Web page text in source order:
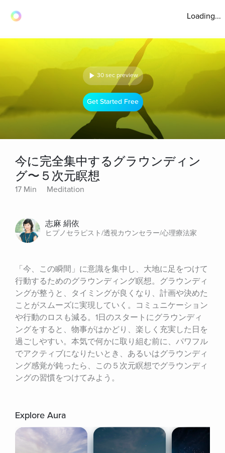
Loading...
30 sec preview
Get Started Free
今に完全集中するグラウンディン
グ〜５次元瞑想
17 Min Meditation
志麻 絹依
ヒプノセラピスト/透視カウンセラー/心理療法家
「今、この瞬間」に意識を集中し、大地に足をつけて
行動するためのグラウンディング瞑想。グラウンディ
ングが整うと、タイミングが良くなり、計画や決めた
ことがスムーズに実現していく。コミュニケーション
や行動のロスも減る。1日のスタートにグラウンディ
ングをすると、物事がはかどり、楽しく充実した日を
過ごしやすい。本気で何かに取り組む前に、パワフル
でアクティブになりたいとき、あるいはグラウンディ
ング感覚が鈍ったら、この５次元瞑想でグラウンディ
ングの習慣をつけてみよう。
Explore Aura